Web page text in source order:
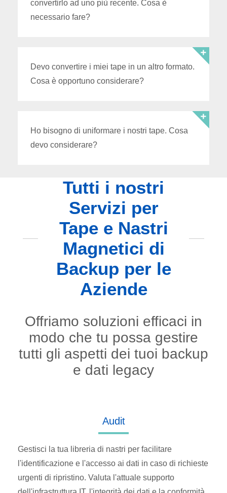
convertirlo ad uno più recente. Cosa è
necessario fare?
Devo convertire i miei tape in un altro formato.
Cosa è opportuno considerare?
Ho bisogno di uniformare i nostri tape. Cosa
devo considerare?
Tutti i nostri
Servizi per
Tape e Nastri
Magnetici di
Backup per le
Aziende
Offriamo soluzioni efficaci in
modo che tu possa gestire
tutti gli aspetti dei tuoi backup
e dati legacy
Audit
Gestisci la tua libreria di nastri per facilitare
l'identificazione e l'accesso ai dati in caso di richieste
urgenti di ripristino. Valuta l'attuale supporto